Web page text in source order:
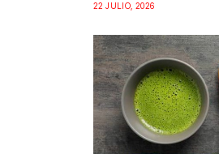
22 JULIO, 2026